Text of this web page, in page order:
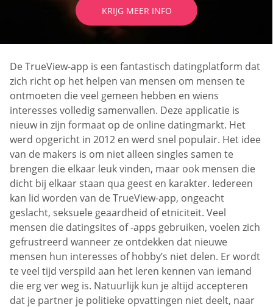
KRIJG MEER INFO
De TrueView-app is een fantastisch datingplatform dat
zich richt op het helpen van mensen om mensen te
ontmoeten die veel gemeen hebben en wiens
interesses volledig samenvallen. Deze applicatie is
nieuw in zijn formaat op de online datingmarkt. Het
werd opgericht in 2012 en werd snel populair. Het idee
van de makers is om niet alleen singles samen te
brengen die elkaar leuk vinden, maar ook mensen die
dicht bij elkaar staan qua geest en karakter. Iedereen
kan lid worden van de TrueView-app, ongeacht
geslacht, seksuele geaardheid of etniciteit. Veel
mensen die datingsites of -apps gebruiken, voelen zich
gefrustreerd wanneer ze ontdekken dat nieuwe
mensen hun interesses of hobby’s niet delen. Er wordt
te veel tijd verspild aan het leren kennen van iemand
die erg ver weg is. Natuurlijk kun je altijd accepteren
dat je partner je politieke opvattingen niet deelt, naar